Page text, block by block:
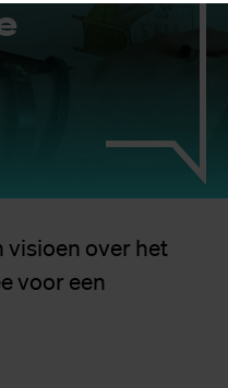
visioen over het
voor een